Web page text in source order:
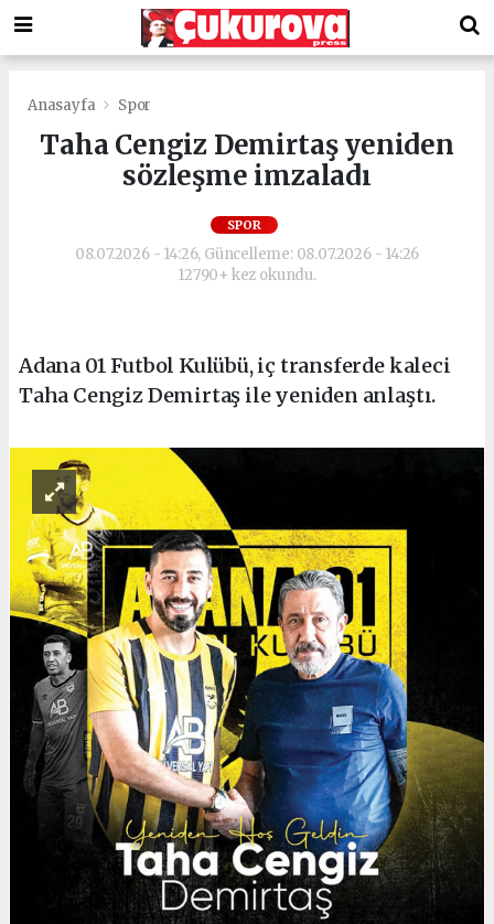
Anasayfa Spor
Taha Cengiz Demirtaş yeniden
sözleşme imzaladı
SPOR
08.07.2026 - 14:26, Güncelleme: 08.07.2026 - 14:26
12790+ kez okundu.
Adana 01 Futbol Kulübü, iç transferde kaleci
Taha Cengiz Demirtaş ile yeniden anlaştı.